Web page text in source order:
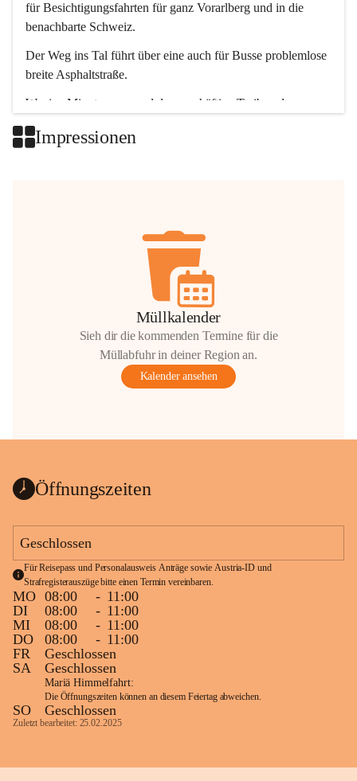
für Besichtigungsfahrten für ganz Vorarlberg und in die
benachbarte Schweiz.
Der Weg ins Tal führt über eine auch für Busse problemlose
breite Asphaltstraße.
Wenige Minuten nur, und das geschäftige Treiben der
Impressionen
Müllkalender
Sieh dir die kommenden Termine für die
Müllabfuhr in deiner Region an.
Kalender ansehen
Öffnungszeiten
Geschlossen
Für Reisepass und Personalausweis Anträge sowie Austria-ID und
Strafregisterauszüge bitte einen Termin vereinbaren.
MO 08:00 - 11:00
DI
08:00 - 11:00
MI
08:00 - 11:00
DO
08:00 - 11:00
FR
Geschlossen
SA
Geschlossen
Mariä Himmelfahrt:
Die Öffnungszeiten können an diesem Feiertag abweichen.
SO Geschlossen
Zuletzt bearbeitet: 25.02.2025